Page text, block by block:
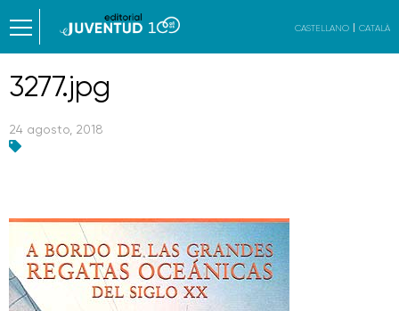
CASTELLANO CATALÀ
3277.jpg
24 agosto, 2018